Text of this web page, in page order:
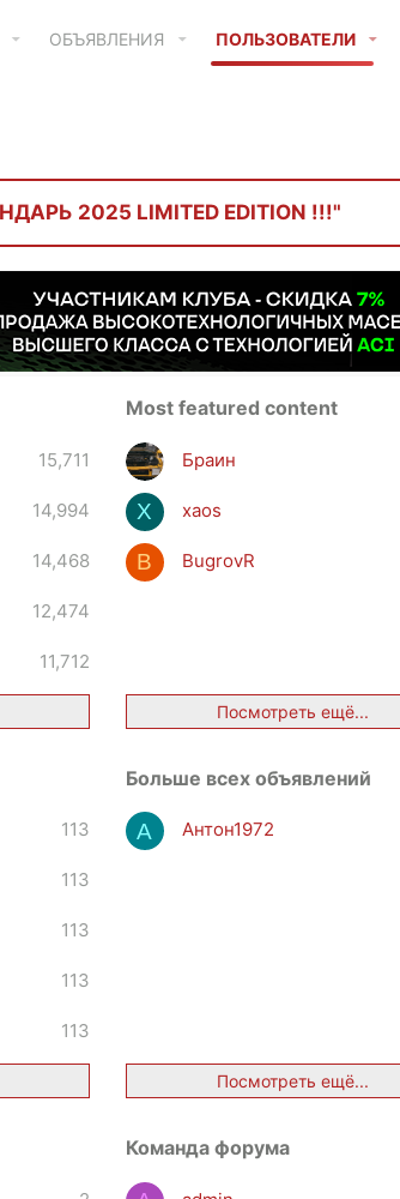
ОБЪЯВЛЕНИЯ ПОЛЬЗОВАТЕЛИ
2025 LIMITED EDITION !!!"
15,711
14,994
14,468
12,474
11,712
Most featured content
Браин
X xaos
B BugrovR
Посмотреть ещё...
113
113
113
113
113
Больше всех объявлений
А Антон1972
Посмотреть ещё...
Команда форума